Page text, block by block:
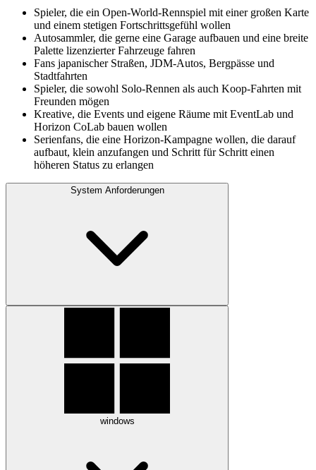
Spieler, die ein Open-World-Rennspiel mit einer großen Karte
und einem stetigen Fortschrittsgefühl wollen
Autosammler, die gerne eine Garage aufbauen und eine breite
Palette lizenzierter Fahrzeuge fahren
Fans japanischer Straßen, JDM-Autos, Bergpässe und
Stadtfahrten
Spieler, die sowohl Solo-Rennen als auch Koop-Fahrten mit
Freunden mögen
Kreative, die Events und eigene Räume mit EventLab und
Horizon CoLab bauen wollen
Serienfans, die eine Horizon-Kampagne wollen, die darauf
aufbaut, klein anzufangen und Schritt für Schritt einen
höheren Status zu erlangen
System Anforderungen
windows